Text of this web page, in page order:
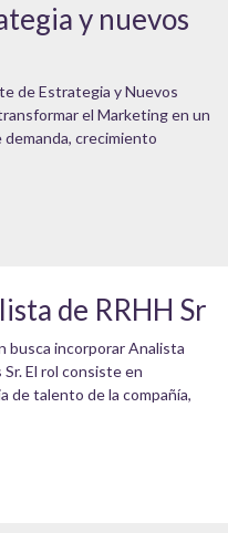
y nuevos
de Estrategia y Nuevos
el Marketing en un
crecimiento
de RRHH Sr
busca incorporar Analista
El rol consiste en
de talento de la compañía,